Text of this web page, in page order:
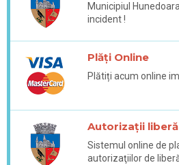
Municipiul
incident !
Plăți Online
Plătiți acum online
Autorizații
Sistemul online de
autorizaţiilor de